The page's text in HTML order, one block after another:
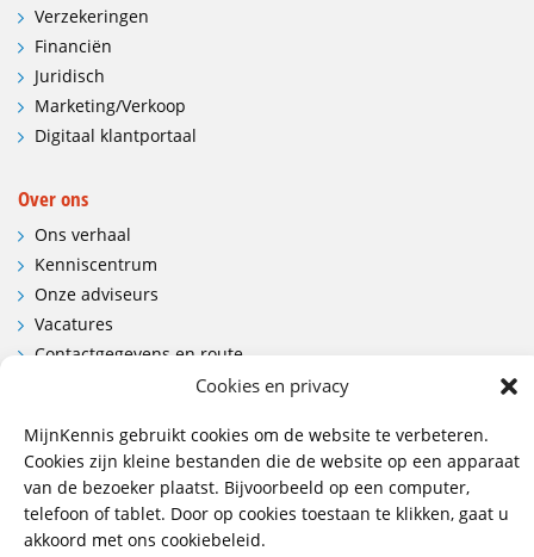
Cookies en privacy
MijnKennis gebruikt cookies om de website te verbeteren.
Cookies zijn kleine bestanden die de website op een apparaat
van de bezoeker plaatst. Bijvoorbeeld op een computer,
telefoon of tablet. Door op cookies toestaan te klikken, gaat u
akkoord met ons cookiebeleid.
Verzekeringen
Financiën
Juridisch
Marketing/Verkoop
Digitaal klantportaal
Over ons
Ons verhaal
Kenniscentrum
Onze adviseurs
Vacatures
Contactgegevens en route
Wij hebben vestigingen in:
Doetinchem, Lent
085 - 485 4111